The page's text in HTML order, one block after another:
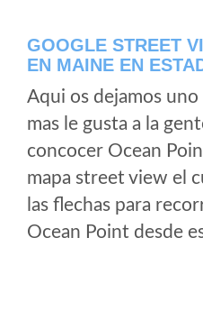
GOOGLE STREET
EN MAINE EN
Aqui os dejamos
mas le gusta a la
concocer Ocean
mapa street view el
las flechas para
Ocean Point desde